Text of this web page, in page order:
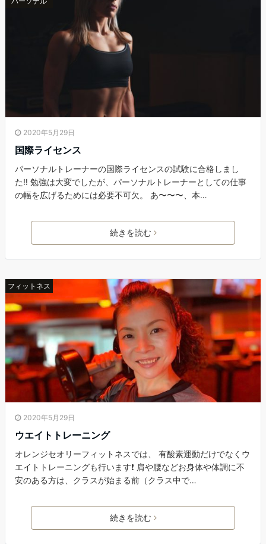
2020年5月29日
国際ライセンス
パーソナルトレーナーの国際ライセンスの試験に合格しまし
た‼️ 勉強は大変でしたが、パーソナルトレーナーとしての仕事
の幅を広げるためには必要不可欠。 あ〜〜〜、本…
続きを読む
フィットネス
2020年5月29日
ウエイトトレーニング
オレンジセオリーフィットネスでは、 有酸素運動だけでなくウ
エイトトレーニングも行います❗️ 肩や腰などお身体や体調に不
安のある方は、クラスが始まる前（クラス中で…
続きを読む